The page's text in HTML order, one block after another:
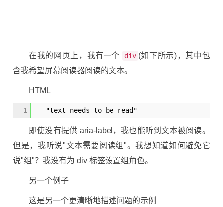
在我的网页上，我有一个 div (如下所示)，其中包
含我希望屏幕阅读器阅读的文本。
HTML
1 "text needs to be read"
即使没有提供 aria-label，我也能听到文本被阅读。
但是，我听说"文本需要阅读组"。我想知道如何避免它
说"组"？我没有为 div 标签设置组角色。
另一个例子
这是另一个更清晰地描述问题的示例